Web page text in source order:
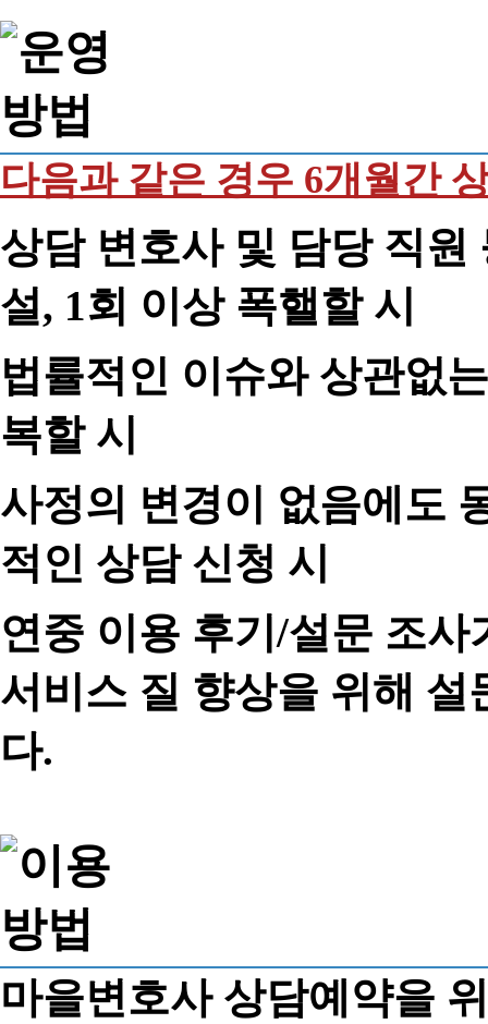
다음과 같은 경우 6개월간
상담 변호사 및 담당 직원
설, 1회 이상 폭핼할 시
법률적인 이슈와 상관없
복할 시
사정의 변경이 없음에도
적인 상담 신청 시
연중 이용 후기/설문 조
서비스 질 향상을 위해
다.
마을변호사 상담예약을